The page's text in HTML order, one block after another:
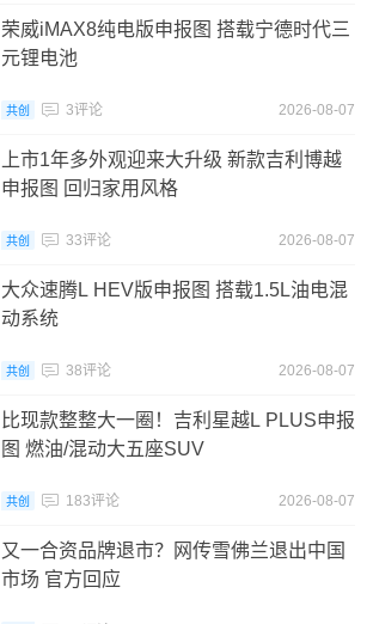
荣威iMAX8纯电版申报图 搭载宁德时代三
元锂电池
共创 3评论 2026-08-07
上市1年多外观迎来大升级 新款吉利博越
申报图 回归家用风格
共创 33评论 2026-08-07
大众速腾L HEV版申报图 搭载1.5L油电混
动系统
共创 38评论 2026-08-07
比现款整整大一圈！吉利星越L PLUS申报
图 燃油/混动大五座SUV
共创 183评论 2026-08-07
又一合资品牌退市？网传雪佛兰退出中国
市场 官方回应